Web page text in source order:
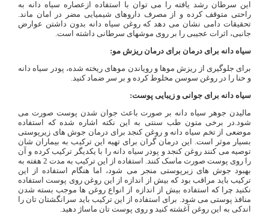
این سرطان رشد یافته را می توان با استفاده ازعصاره سیاه دانه به
راحتی متوقف کرده و از مصرف داروهای شیمیایی مضر در امان ماند.
تحقیقات دامی نشان می دهد که روغن سیاه دانه بدون داشتن عوارض
جانبی، اثرات عجیبی را بر روی موشهای سرطانی داشته است.
سیاه دانه برای درمان برای درمان ریزش مو:
برای جلوگیری از ریزش موها و رویاندن موهای ریخته شده، پودر سیاه دانه
و حنا را در روغن سوسن مخلوط کرده و بر سر ضماد کنید.
سیاه دانه برای جوانی و زیبایی پوست:
مالیدن جوهر سیاه دانه بر صورت باعث جوان شدن پوست صورت می
شود.در برخی متون طب سنتی به این نکته اشاره شده که استفاده
موضعی از تخم سیاه دانه و روغن کنجد برای درمان جوش های زیرپوستی
بسیار موثر است. این درمان گران برای تهیه این ترکیب به بیماران شان
توصیه می کنند روغن کنجد و پودر سیاه دانه را با یکدیگر ترکیب کرده و آن
را روی پوست صورت ماسک کنند. استفاده از این ترکیب به مدت 2 هفته به
بهبود جوش های زیرپوستی منجر می شود، اما هنگام استفاده از این
ترکیب باید مراقب بود که بیش از اندازه از این روغن روی پوست استفاده
نکنید چرا که استفاده بیش از اندازه از انواع روغن ها موجب بسته شدن
منافذ پوستی می شود. برای استفاده از این ترکیب باید سرانگشتان تان را
اندکی به این روغن آغشته کنید و روی پوست تان ماساژ دهید.